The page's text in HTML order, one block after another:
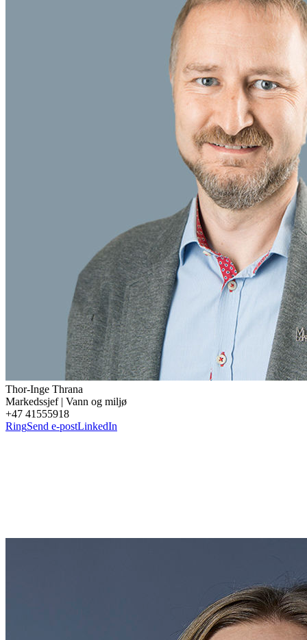
Thor-Inge Thrana
Markedssjef | Vann og miljø
+47 41555918
RingSend e-postLinkedIn